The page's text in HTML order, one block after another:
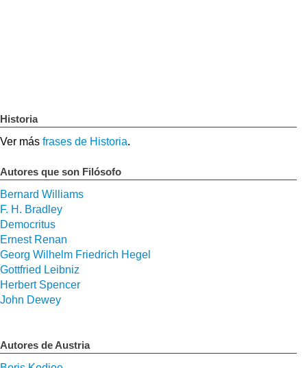
Historia
Ver más frases de Historia.
Autores que son Filósofo
Bernard Williams
F. H. Bradley
Democritus
Ernest Renan
Georg Wilhelm Friedrich Hegel
Gottfried Leibniz
Herbert Spencer
John Dewey
Autores de Austria